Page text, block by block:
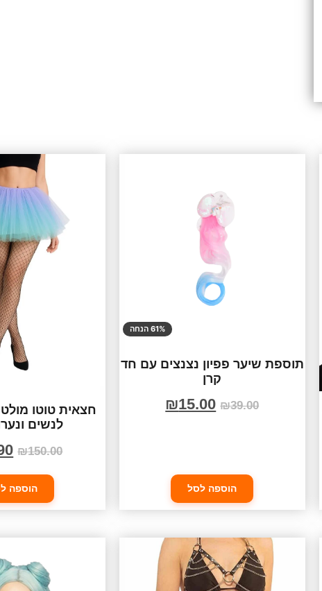
61% הנחה
תוספת שיער פפיון נצנצים עם חד
קרן
₪39.00
₪15.00
הוספה לסל
חצאית טוטו
לנשים
₪150.00
הוספה